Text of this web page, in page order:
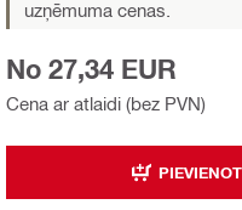
uzņēmuma cenas.
Cena ar atlaidi (bez PVN)
No 27,34 EUR